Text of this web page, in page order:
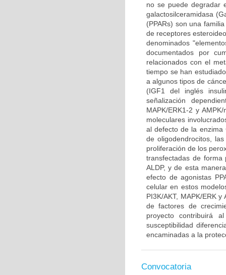
no se puede degradar
galactosilceramidasa
(PPARs) son una
de receptores
denominados
documentados por
relacionados con el
tiempo se han
a algunos tipos de
(IGF1 del inglés
señalización
MAPK/ERK1-2 y
moleculares
al defecto de la enzima
de oligodendrocitos,
proliferación de los
transfectadas de forma
ALDP, y de esta
efecto de agonistas
celular en estos
PI3K/AKT, MAPK/ERK
de factores de
proyecto contribuirá
susceptibilidad
encaminadas a la
Convocatoria